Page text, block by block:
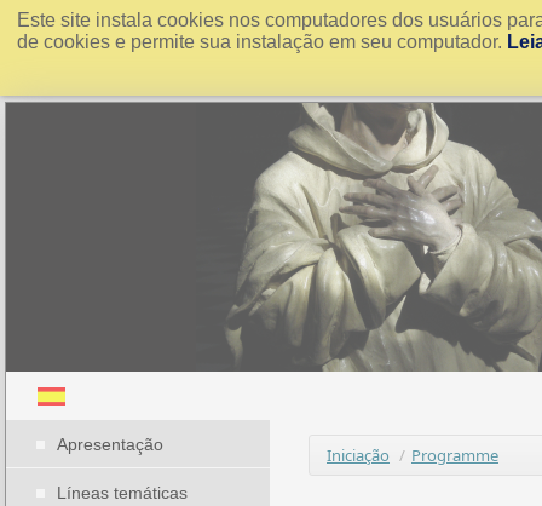
Este site instala cookies nos computadores dos usuários
de cookies e permite sua instalação em seu computador.
Apresentação
Líneas temáticas
Iniciação / Programme